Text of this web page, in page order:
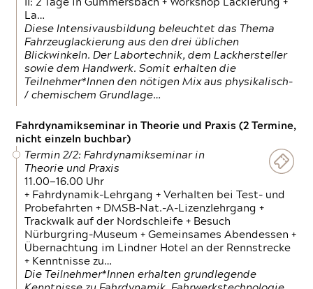
II: 2 Tage in Gummersbach + Workshop Lackierung +
La…
Diese Intensivausbildung beleuchtet das Thema
Fahrzeuglackierung aus den drei üblichen
Blickwinkeln. Der Labortechnik, dem Lackhersteller
sowie dem Handwerk. Somit erhalten die
Teilnehmer*Innen den nötigen Mix aus physikalisch-
/ chemischem Grundlage…
Fahrdynamikseminar in Theorie und Praxis (2 Termine,
nicht einzeln buchbar)
Termin 2/2: Fahrdynamikseminar in
Theorie und Praxis
11.00—16.00 Uhr
+ Fahrdynamik-Lehrgang + Verhalten bei Test- und
Probefahrten + DMSB-Nat.-A-Lizenzlehrgang +
Trackwalk auf der Nordschleife + Besuch
Nürburgring-Museum + Gemeinsames Abendessen +
Übernachtung im Lindner Hotel an der Rennstrecke
+ Kenntnisse zu…
Die Teilnehmer*Innen erhalten grundlegende